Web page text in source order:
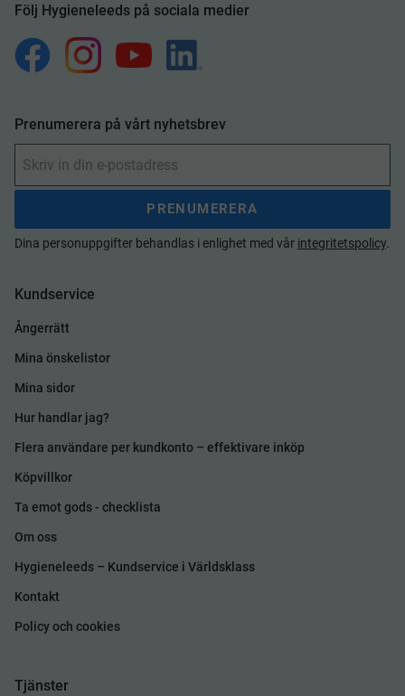
Följ Hygieneleeds på sociala medier
Prenumerera på vårt nyhetsbrev
PRENUMERERA
Dina personuppgifter behandlas i enlighet med vår integritetspolicy.
Kundservice
Ångerrätt
Mina önskelistor
Mina sidor
Hur handlar jag?
Flera användare per kundkonto – effektivare inköp
Köpvillkor
Ta emot gods - checklista
Om oss
Hygieneleeds – Kundservice i Världsklass
Kontakt
Policy och cookies
Tjänster